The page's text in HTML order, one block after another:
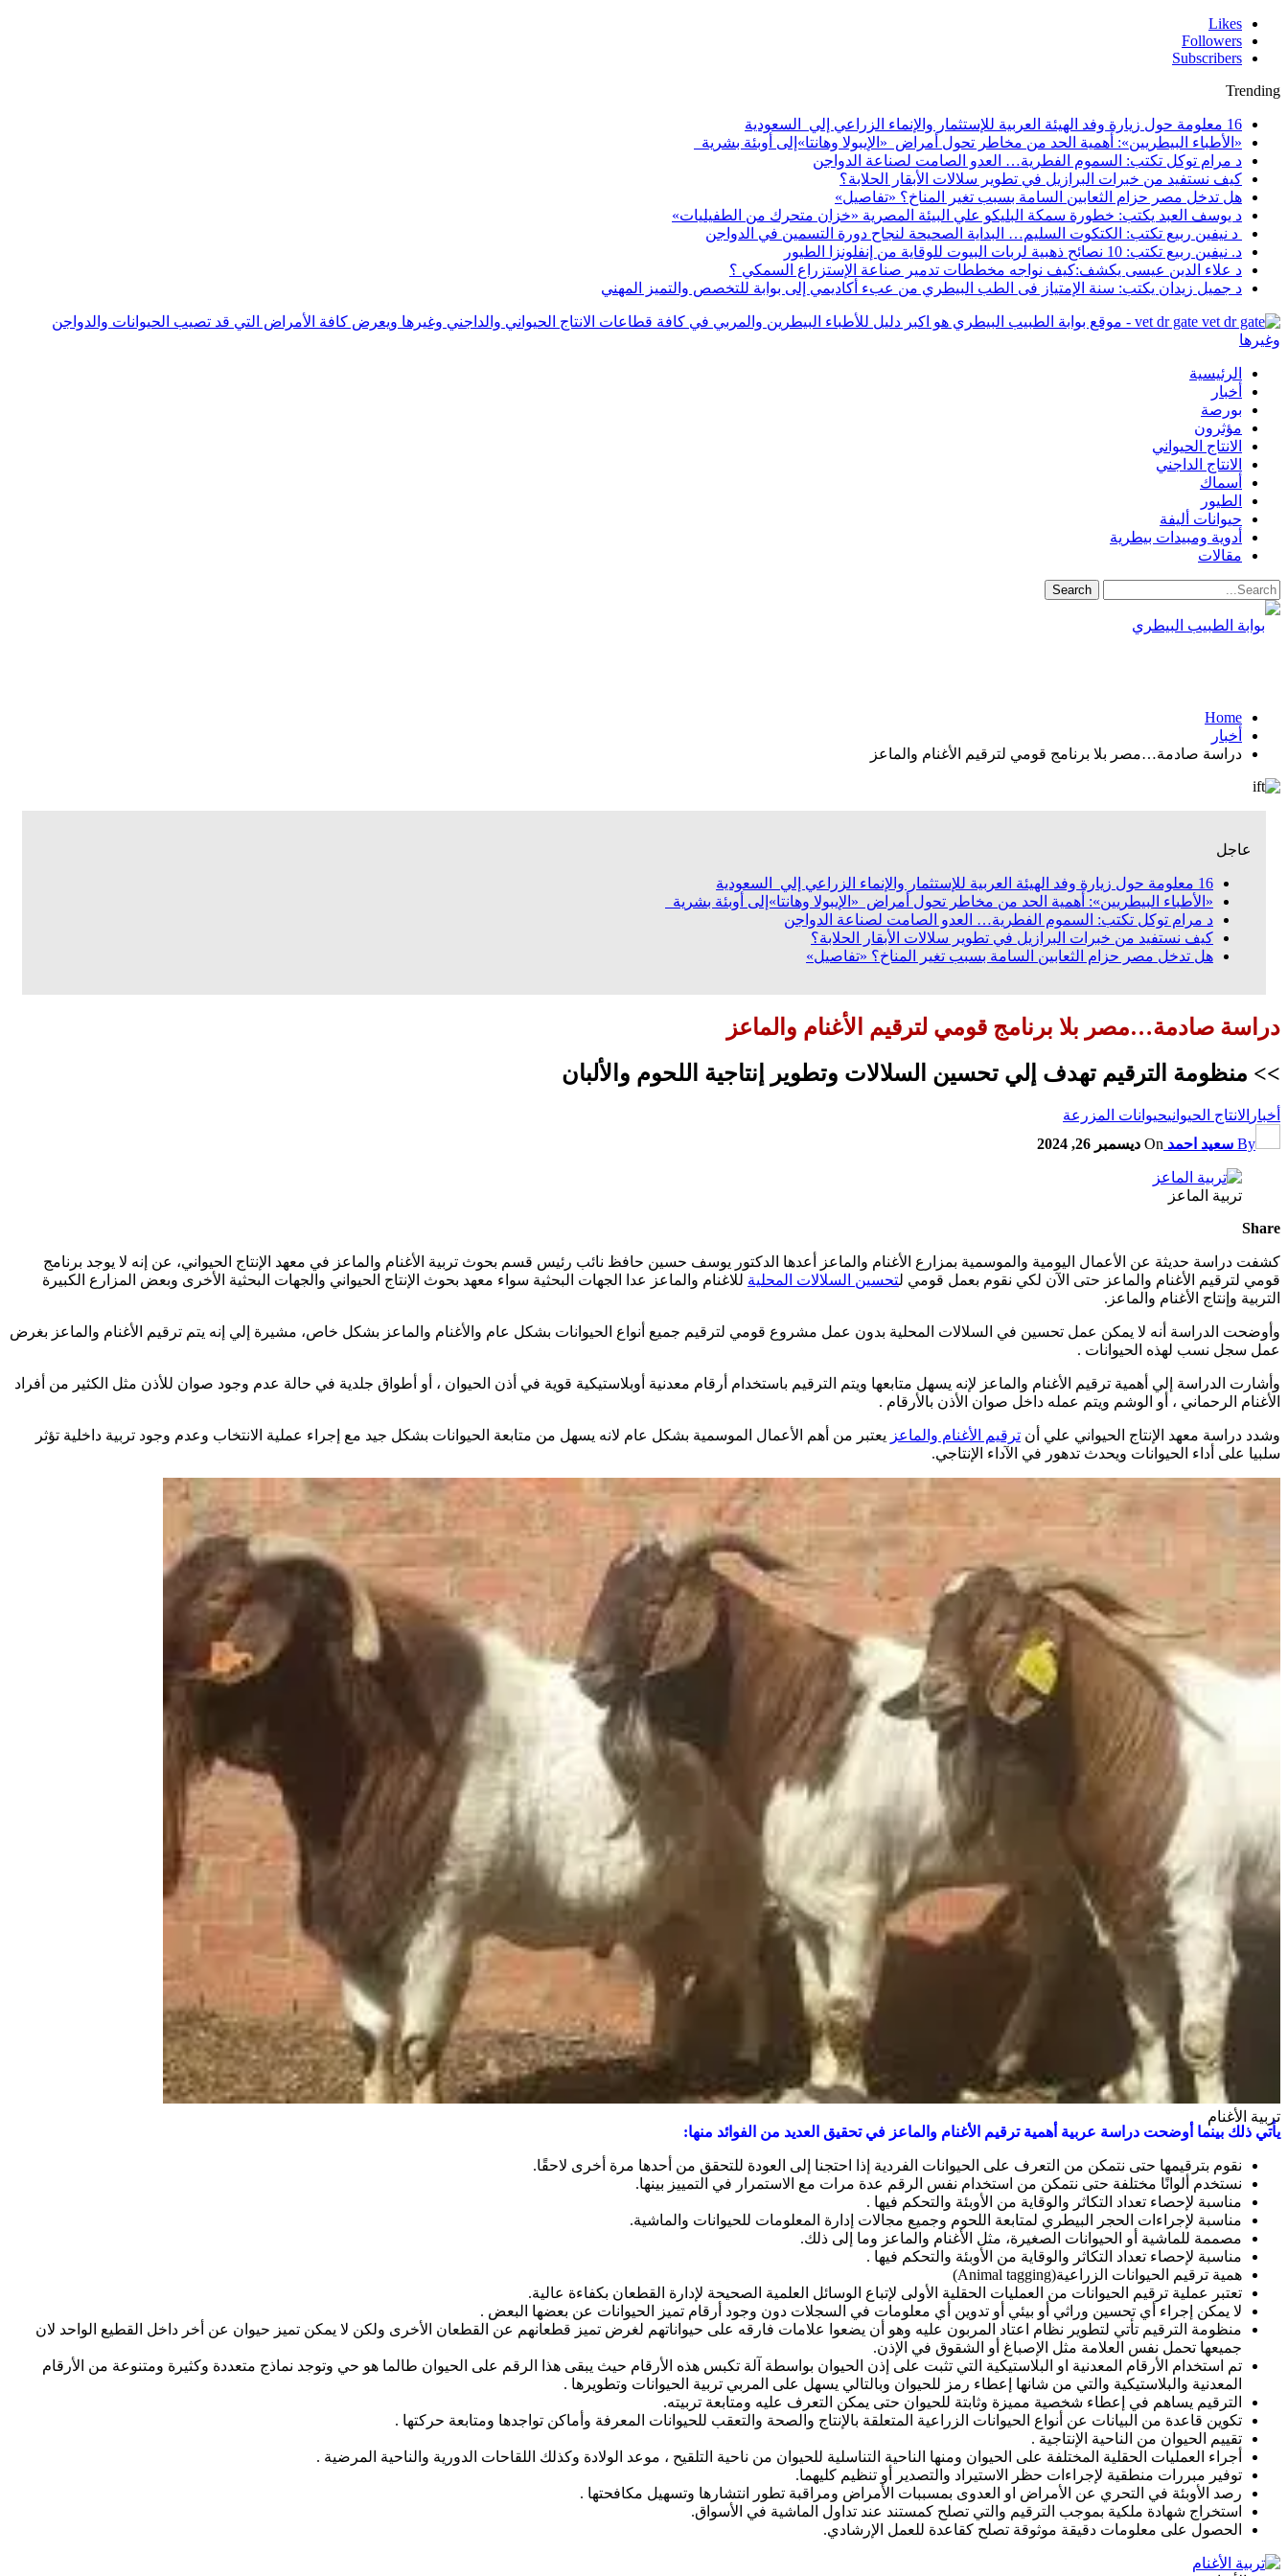
Likes
Followers
Subscribers
Trending
16 معلومة حول زيارة وفد الهيئة العربية للإستثمار والإنماء الزراعي إلي السعودية
«الأطباء البيطريين»: أهمية الحد من مخاطر تحول أمراض «الإيبولا وهانتا»إلى أوبئة بشرية
د مرام توكل تكتب: السموم الفطرية… العدو الصامت لصناعة الدواجن
كيف نستفيد من خبرات البرازيل في تطوير سلالات الأبقار الحلابة؟
هل تدخل مصر حزام الثعابين السامة بسبب تغير المناخ؟ «تفاصيل»
د يوسف العبد يكتب: خطورة سمكة البليكو علي البيئة المصرية «خزان متحرك من الطفيليات»
د نيفين ربيع تكتب: الكتكوت السليم… البداية الصحيحة لنجاح دورة التسمين في الدواجن
د. نيفين ربيع تكتب: 10 نصائح ذهبية لربات البيوت للوقاية من إنفلونزا الطيور
د علاء الدين عيسى يكشف:كيف نواجه مخططات تدمير صناعة الإستزراع السمكي ؟
د جميل زيدان يكتب: سنة الإمتياز فى الطب البيطري من عبء أكاديمي إلى بوابة للتخصص والتميز المهني
vet dr gate - موقع بوابة الطبيب البيطري هو اكبر دليل للأطباء البيطرين والمربي في كافة قطاعات الانتاج الحيواني والداجني وغيرها ويعرض كافة الأمراض التي قد تصيب الحيوانات والدواجن
وغيرها
الرئيسية
أخبار
بورصة
مؤثرون
الانتاج الحيواني
الانتاج الداجني
أسماك
الطيور
حيوانات أليفة
أدوية ومبيدات بيطرية
مقالات
Home
أخبار
دراسة صادمة…مصر بلا برنامج قومي لترقيم الأغنام والماعز
عاجل
16 معلومة حول زيارة وفد الهيئة العربية للإستثمار والإنماء الزراعي إلي السعودية
«الأطباء البيطريين»: أهمية الحد من مخاطر تحول أمراض «الإيبولا وهانتا»إلى أوبئة بشرية
د مرام توكل تكتب: السموم الفطرية… العدو الصامت لصناعة الدواجن
كيف نستفيد من خبرات البرازيل في تطوير سلالات الأبقار الحلابة؟
هل تدخل مصر حزام الثعابين السامة بسبب تغير المناخ؟ «تفاصيل»
دراسة صادمة…مصر بلا برنامج قومي لترقيم الأغنام والماعز
>> منظومة الترقيم تهدف إلي تحسين السلالات وتطوير إنتاجية اللحوم والألبان
أخبار الانتاج الحيوانيحيوانات المزرعة
By سعيد احمد On ديسمبر 26, 2024
تربية الماعز
Share
كشفت دراسة حديثة عن الأعمال اليومية والموسمية بمزارع الأغنام والماعز أعدها الدكتور يوسف حسين حافظ نائب رئيس قسم بحوث تربية الأغنام والماعز في معهد الإنتاج الحيواني، عن إنه لا يوجد برنامج
قومي لترقيم الأغنام والماعز حتى الآن لكي نقوم بعمل قومي لتحسين السلالات المحلية للاغنام والماعز عدا الجهات البحثية سواء معهد بحوث الإنتاج الحيواني والجهات البحثية الأخرى وبعض المزارع الكبيرة
التربية وإنتاج الأغنام والماعز.
وأوضحت الدراسة أنه لا يمكن عمل تحسين في السلالات المحلية بدون عمل مشروع قومي لترقيم جميع أنواع الحيوانات بشكل عام والأغنام والماعز بشكل خاص، مشيرة إلي إنه يتم ترقيم الأغنام والماعز بغرض
عمل سجل نسب لهذه الحيوانات .
وأشارت الدراسة إلي أهمية ترقيم الأغنام والماعز لإنه يسهل متابعها ويتم الترقيم باستخدام أرقام معدنية أوبلاستيكية قوية في أذن الحيوان ، أو أطواق جلدية في حالة عدم وجود صوان للأذن مثل الكثير من أفراد
الأغنام الرحماني ، أو الوشم ويتم عمله داخل صوان الأذن بالأرقام .
وشدد دراسة معهد الإنتاج الحيواني علي أن ترقيم الأغنام والماعز يعتبر من أهم الأعمال الموسمية بشكل عام لانه يسهل من متابعة الحيوانات بشكل جيد مع إجراء عملية الانتخاب وعدم وجود تربية داخلية تؤثر
سلبيا على أداء الحيوانات ويحدث تدهور في الآداء الإنتاجي.
تربية الأغنام
يأتي ذلك بينما أوضحت دراسة عربية أهمية ترقيم الأغنام والماعز في تحقيق العديد من الفوائد منها:
نقوم بترقيمها حتى نتمكن من التعرف على الحيوانات الفردية إذا احتجنا إلى العودة للتحقق من أحدها مرة أخرى لاحقًا.
نستخدم ألوانًا مختلفة حتى نتمكن من استخدام نفس الرقم عدة مرات مع الاستمرار في التمييز بينها.
مناسبة لإحصاء تعداد التكاثر والوقاية من الأوبئة والتحكم فيها .
مناسبة لإجراءات الحجر البيطري لمتابعة اللحوم وجميع مجالات إدارة المعلومات للحيوانات والماشية.
مصممة للماشية أو الحيوانات الصغيرة، مثل الأغنام والماعز وما إلى ذلك.
مناسبة لإحصاء تعداد التكاثر والوقاية من الأوبئة والتحكم فيها .
همية ترقيم الحيوانات الزراعية(Animal tagging)
تعتبر عملية ترقيم الحيوانات من العمليات الحقلية الأولى لإتباع الوسائل العلمية الصحيحة لإدارة القطعان بكفاءة عالية.
لا يمكن إجراء أي تحسين وراثي أو بيئي أو تدوين أي معلومات في السجلات دون وجود أرقام تميز الحيوانات عن بعضها البعض .
منظومة الترقيم تأتي لتطوير نظام اعتاد المربون عليه وهو أن يضعوا علامات فارقه على حيواناتهم لغرض تميز قطعانهم عن القطعان الأخرى ولكن لا يمكن تميز حيوان عن أخر داخل القطيع الواحد لان
جميعها تحمل نفس العلامة مثل الإصباغ أو الشقوق في الإذن.
تم استخدام الأرقام المعدنية او البلاستيكية التي تثبت على إذن الحيوان بواسطة آلة تكبس هذه الأرقام حيث يبقى هذا الرقم على الحيوان طالما هو حي وتوجد نماذج متعددة وكثيرة ومتنوعة من الأرقام
المعدنية والبلاستيكية والتي من شانها إعطاء رمز للحيوان وبالتالي يسهل على المربي تربية الحيوانات وتطويرها .
الترقيم يساهم في إعطاء شخصية مميزة وثابتة للحيوان حتى يمكن التعرف عليه ومتابعة تربيته.
تكوين قاعدة من البيانات عن أنواع الحيوانات الزراعية المتعلقة بالإنتاج والصحة والتعقب للحيوانات المعرفة وأماكن تواجدها ومتابعة حركتها .
تقييم الحيوان من الناحية الإنتاجية .
أجراء العمليات الحقلية المختلفة على الحيوان ومنها الناحية التناسلية للحيوان من ناحية التلقيح ، موعد الولادة وكذلك اللقاحات الدورية والناحية المرضية .
توفير مبررات منطقية لإجراءات حظر الاستيراد والتصدير أو تنظيم كليهما.
رصد الأوبئة في التحري عن الأمراض او العدوى بمسببات الأمراض ومراقبة تطور انتشارها وتسهيل مكافحتها .
استخراج شهادة ملكية بموجب الترقيم والتي تصلح كمستند عند تداول الماشية في الأسواق.
الحصول على معلومات دقيقة موثوقة تصلح كقاعدة للعمل الإرشادي.